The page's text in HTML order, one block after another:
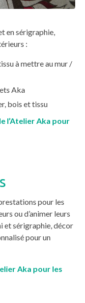
en sérigraphie,
:
à mettre au mur /
Aka
bois et tissu
l’Atelier Aka pour
pour les
ou d’animer leurs
et sérigraphie, décor
pour un
Aka pour les